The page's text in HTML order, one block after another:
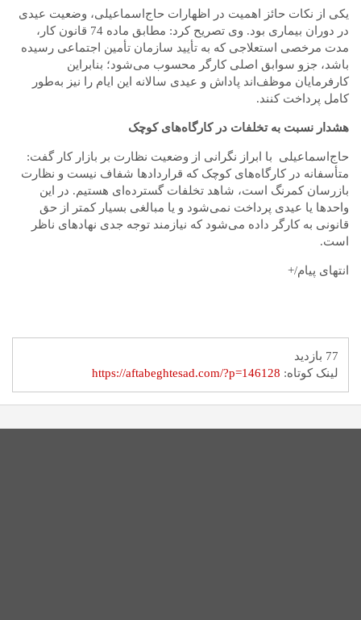
یکی از نکات حائز اهمیت در اظهارات حاج‌اسماعیلی، وضعیت عیدی
در دوران بیماری بود. وی تصریح کرد: مطابق ماده 74 قانون کار،
مدت مرخصی استعلاجی که به تأیید سازمان تأمین اجتماعی رسیده
باشد، جزو سوابق اصلی کارگر محسوب می‌شود؛ بنابراین
کارفرمایان موظف‌اند پاداش و عیدی سالانه این ایام را نیز به‌طور
کامل پرداخت کنند.
هشدار نسبت به تخلفات در کارگاه‌های کوچک
حاج‌اسماعیلی با ابراز نگرانی از وضعیت نظارت بر بازار کار گفت:
متأسفانه در کارگاه‌های کوچک که قراردادها شفاف نیست و نظارت
بازرسان کمرنگ است، شاهد تخلفات گسترده‌ای هستیم. در این
واحدها یا عیدی پرداخت نمی‌شود و یا مبالغی بسیار کمتر از حق
قانونی به کارگر داده می‌شود که نیازمند توجه جدی نهادهای ناظر
است.
انتهای پیام/+
77 بازدید
لینک کوتاه:https://aftabeghtesad.com/?p=146128